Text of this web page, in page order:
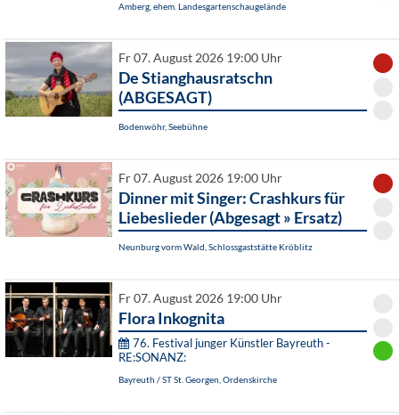
Amberg, ehem. Landesgartenschaugelände
Fr 07. August 2026 19:00 Uhr
De Stianghausratschn
(ABGESAGT)
Bodenwöhr, Seebühne
Fr 07. August 2026 19:00 Uhr
Dinner mit Singer: Crashkurs für
Liebeslieder (Abgesagt » Ersatz)
Neunburg vorm Wald, Schlossgaststätte Kröblitz
Fr 07. August 2026 19:00 Uhr
Flora Inkognita
76. Festival junger Künstler Bayreuth -
RE:SONANZ:
Bayreuth / ST St. Georgen, Ordenskirche